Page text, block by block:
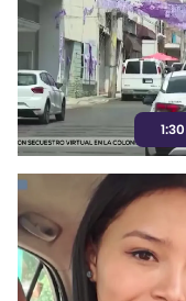
1:30